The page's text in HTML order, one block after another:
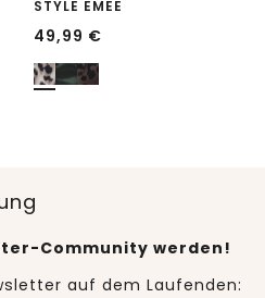
STYLE EMEE
49,99 €
Community werden!
auf dem Laufenden: